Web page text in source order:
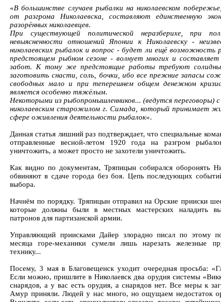
«В большинстве случаев рыбалки на николаевском
от разгрома Николаевска, составляют единственную
разорённых николаевцев.
При существующей политической неразберихе, при
невыясненности отношений Японии к Николаевску -
николаевских рыбалок и вопрос - будет ли ещё возможность
предстоящем рыбном сезоне - волнует многих и
забот. К тому же предстоящие работы требуют
заготовить снасти, соль, бочки, ибо все прежние запасы
свободных мало и при теперешнем общем денежном
является особенно тяжёлым.
Некоторыми из рыбопромышленников... (ведутся переговоры)
николаевским старожилом г. Симада, который принимает
сфере оживления деятельности рыбалок».
Данная статья лишний раз подтверждает, что специальные
отправленные весной-летом 1920 года на разгром
уничтожить, а может просто не захотели уничтожить.
Как видно по документам, Тряпицын собирался оборонять
обвиняют в сдаче города без боя. Цепь последующих
выбора.
Начнём по порядку. Тряпицын отправил на Орские прииски
которые должны были в местных мастерских наладить
патронов для партизанской армии.
Управляющий приисками Дайер злорадно писал по этому
месяца горе-механики сумели лишь нарезать железные
технику...
Посему, 3 мая в Благовещенск уходит очередная просьба:
Если можно, пришлите в Николаевск два орудия системы
снарядов, а у вас есть орудия, а снарядов нет. Все меры к
Амур приняли. Людей у нас много, но ощущаем недостаток